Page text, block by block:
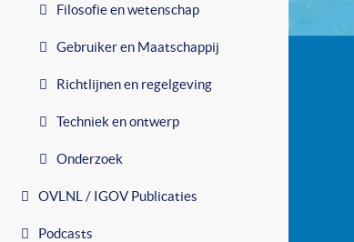
Filosofie en wetenschap
Gebruiker en Maatschappij
Richtlijnen en regelgeving
Techniek en ontwerp
Onderzoek
OVLNL / IGOV Publicaties
Podcasts